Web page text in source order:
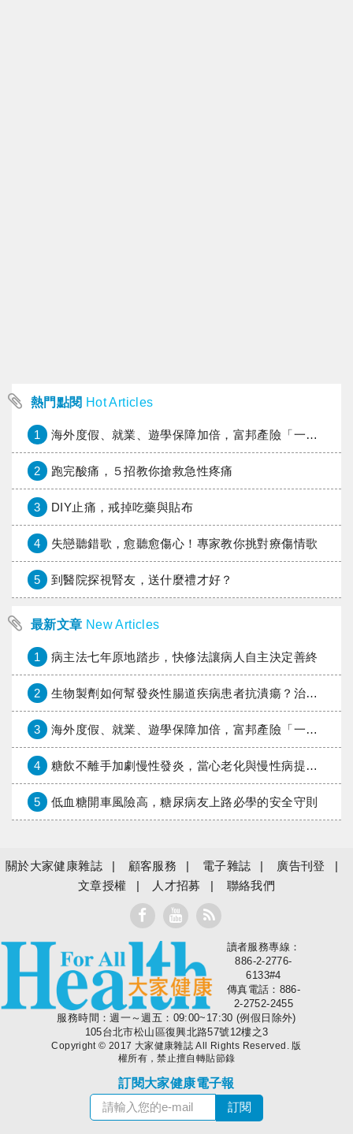
熱門點閱 Hot Articles
1 海外度假、就業、遊學保障加倍，富邦產險「一期逐夢」專案加碼遠距醫療與緊急救援
2 跑完酸痛，５招教你搶救急性疼痛
3 DIY止痛，戒掉吃藥與貼布
4 失戀聽錯歌，愈聽愈傷心！專家教你挑對療傷情歌
5 到醫院探視腎友，送什麼禮才好？
最新文章 New Articles
1 病主法七年原地踏步，快修法讓病人自主決定善終
2 生物製劑如何幫發炎性腸道疾病患者抗潰瘍？治療進展與健保給付困境一次看
3 海外度假、就業、遊學保障加倍，富邦產險「一期逐夢」專案加碼遠距醫療與緊急救援
4 糖飲不離手加劇慢性發炎，當心老化與慢性病提早報到
5 低血糖開車風險高，糖尿病友上路必學的安全守則
關於大家健康雜誌 顧客服務 電子雜誌
廣告刊登
文章授權
人才招募 聯絡我們
大家健康
讀者服務專線：
886-2-2776-
6133#4
傳真電話：886-
2-2752-2455
服務時間：週一～週五：09:00~17:30 (例假日除外)
105台北市松山區復興北路57號12樓之3
Copyright © 2017 大家健康雜誌 All Rights Reserved. 版
權所有，禁止擅自轉貼節錄
訂閱大家健康電子報